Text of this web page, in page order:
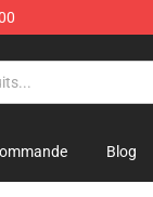
Blog